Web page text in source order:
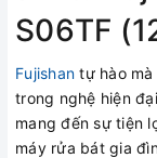
S06TF
Fujishan tự hào
trong nghệ hiện
mang đến sự tiện
máy rửa bát gia